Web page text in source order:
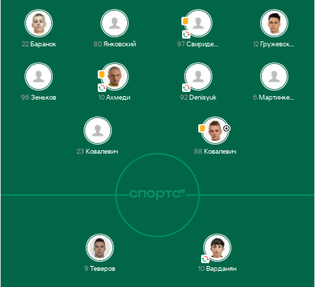
23 Ковалевич
22Баранок 80Янковский 97Свириденко 12Гружевский
96Зеньков 10Ахмеди 92Denisyuk 6Мартинкевич
88Ковалевич
10Варданян
9Теверов